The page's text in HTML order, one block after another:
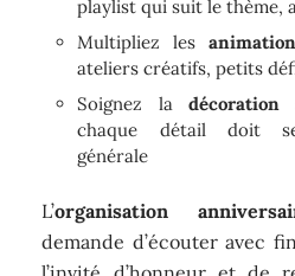
playlist qui suit le thème,
Multipliez les
ateliers créatifs, petits
Soignez la décoration
chaque détail doit
générale
L’organisation
demande d’écouter avec